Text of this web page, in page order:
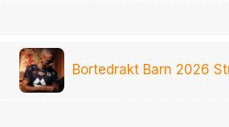
Bortedrakt Barn 2026